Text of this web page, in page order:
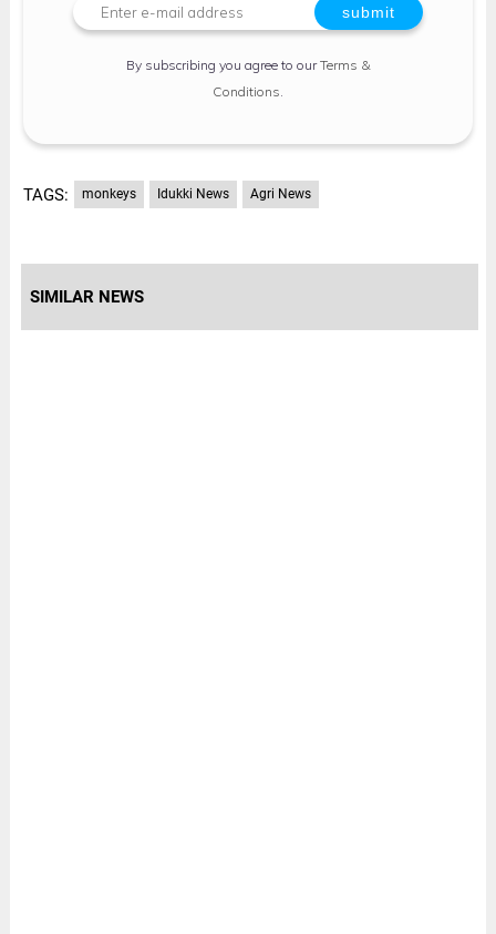
By subscribing you agree to ourTerms &
Conditions
TAGS: monkeys Idukki News Agri News
SIMILAR NEWS